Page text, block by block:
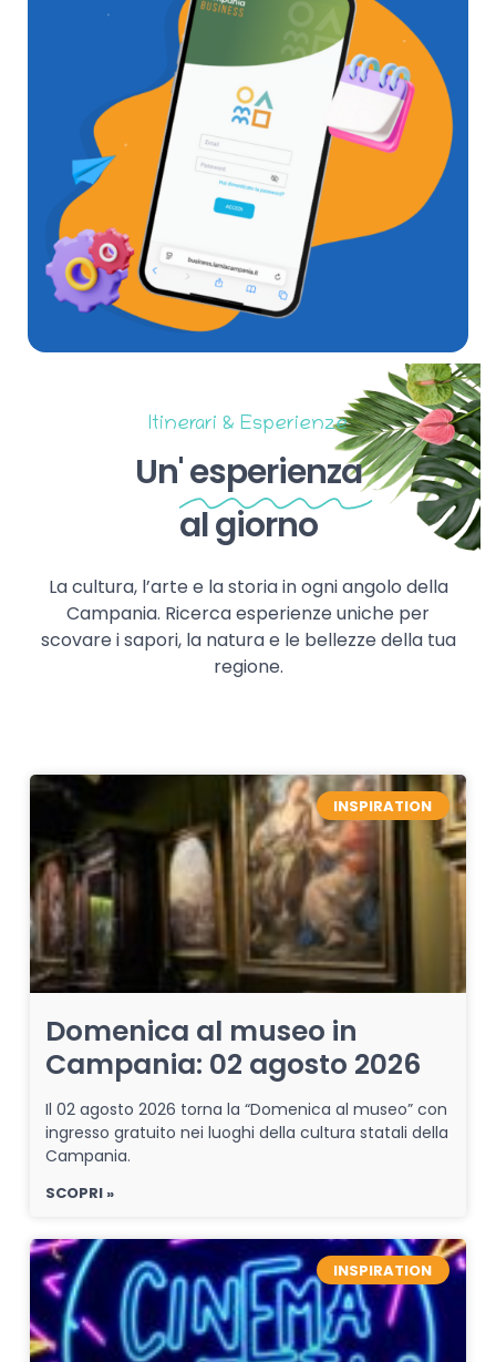
Itinerari & Esperienze
Un'esperienza
al giorno
La cultura, l’arte e la storia in ogni angolo della
Campania. Ricerca esperienze uniche per
scovare i sapori, la natura e le bellezze della tua
regione.
INSPIRATION
Domenica al museo in
Campania: 02 agosto 2026
Il 02 agosto 2026 torna la “Domenica al museo” con
ingresso gratuito nei luoghi della cultura statali della
Campania.
SCOPRI »
INSPIRATION